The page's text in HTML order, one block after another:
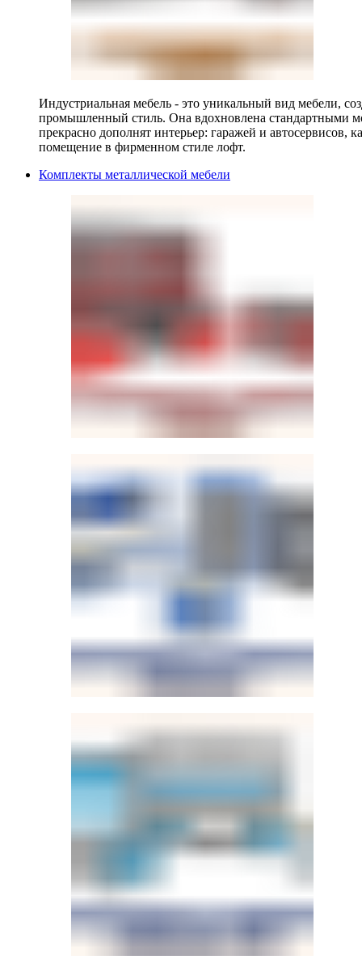
Индустриальная мебель - это уникальный вид мебели,
промышленный стиль. Она вдохновлена стандартными
прекрасно дополнят интерьер: гаражей и автосервисов,
помещение в фирменном стиле лофт.
Комплекты металлической мебели